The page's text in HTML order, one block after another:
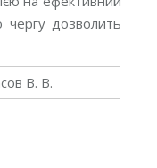
чергу дозволить
В. В.